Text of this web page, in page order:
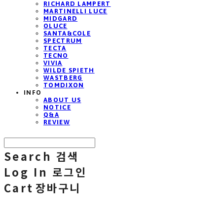
RICHARD LAMPERT
MARTINELLI LUCE
MIDGARD
OLUCE
SANTA&COLE
SPECTRUM
TECTA
TECNO
VIVIA
WILDE SPIETH
WASTBERG
TOMDIXON
INFO
ABOUT US
NOTICE
Q&A
REVIEW
Search 검색
Log In 로그인
Cart 장바구니